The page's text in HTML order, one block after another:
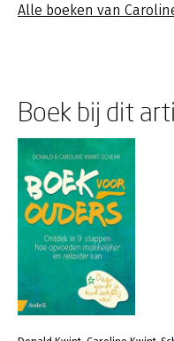
Alle boeken van
Boek bij dit